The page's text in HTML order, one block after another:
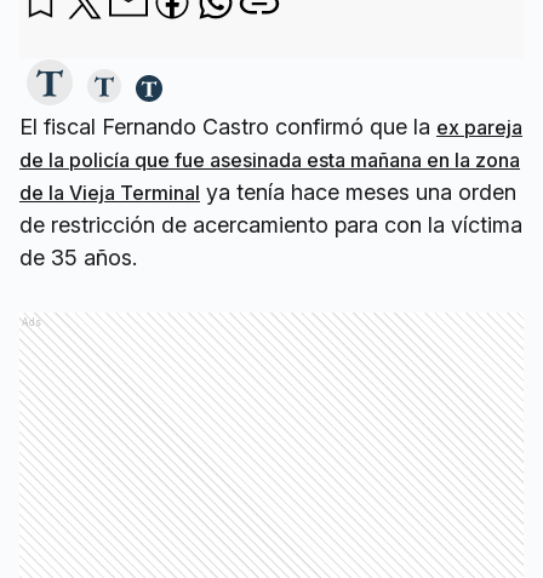
El fiscal Fernando Castro confirmó que la ex pareja
de la policía que fue asesinada esta mañana en la zona
de la Vieja Terminal ya tenía hace meses una orden
de restricción de acercamiento para con la víctima
de 35 años.
Ads